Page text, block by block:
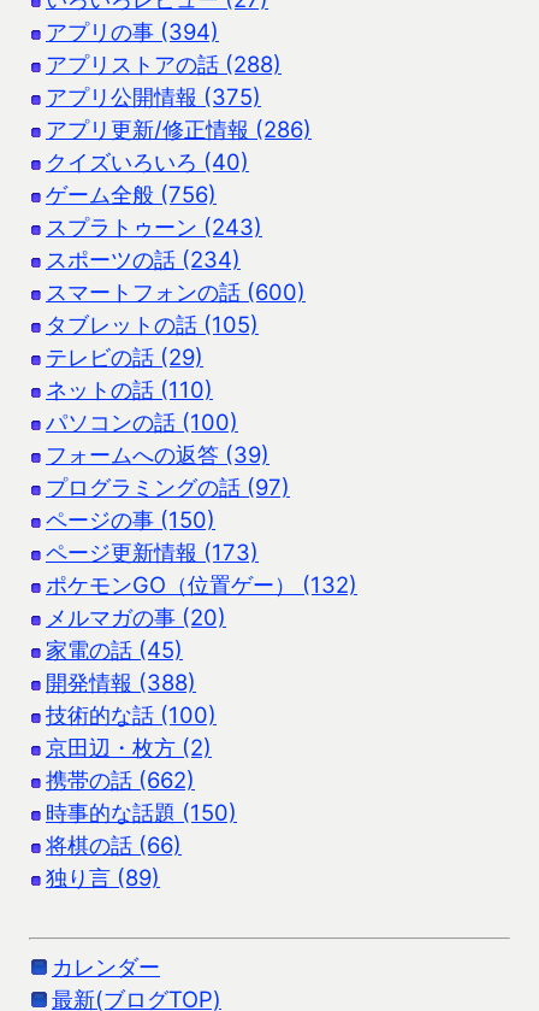
アプリの事 (394)
アプリストアの話 (288)
アプリ公開情報 (375)
アプリ更新/修正情報 (286)
クイズいろいろ (40)
ゲーム全般 (756)
スプラトゥーン (243)
スポーツの話 (234)
スマートフォンの話 (600)
タブレットの話 (105)
テレビの話 (29)
ネットの話 (110)
パソコンの話 (100)
フォームへの返答 (39)
プログラミングの話 (97)
ページの事 (150)
ページ更新情報 (173)
ポケモンGO（位置ゲー） (132)
メルマガの事 (20)
家電の話 (45)
開発情報 (388)
技術的な話 (100)
京田辺・枚方 (2)
携帯の話 (662)
時事的な話題 (150)
将棋の話 (66)
独り言 (89)
カレンダー
最新(ブログTOP)